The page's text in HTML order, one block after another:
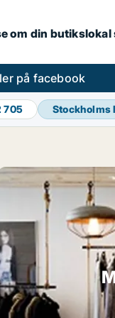
om din butikslokal
på facebook
705 Stockholms